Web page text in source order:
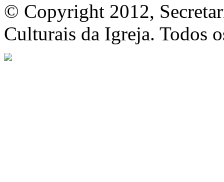
© Copyright 2012,
Culturais da Igreja. Todos